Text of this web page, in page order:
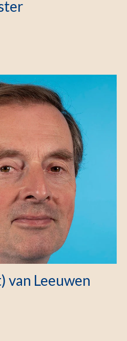
van Leeuwen